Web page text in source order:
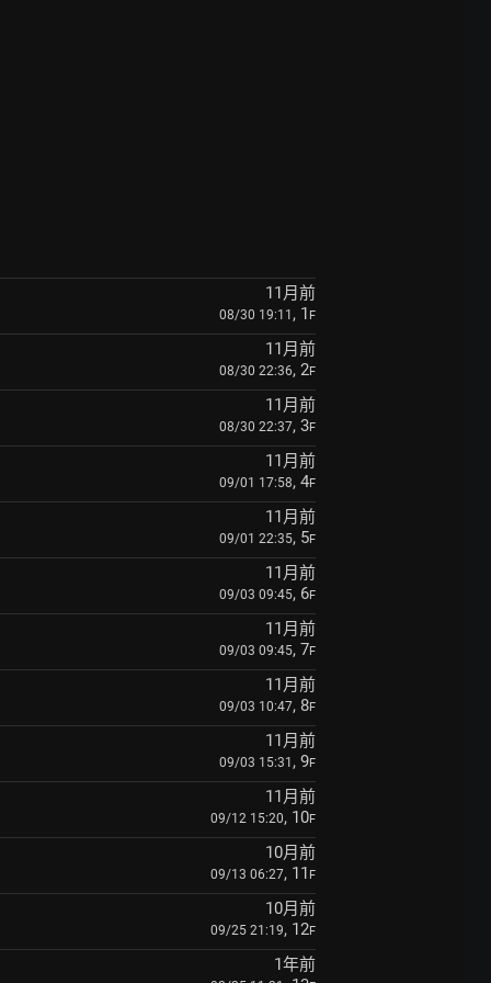
11月前
08/30 19:11 , 1 F
11月前
08/30 22:36, 2F
11月前
08/30 22:37, 3F
11月前
09/01 17:58, 4F
11月前
09/01 22:35, 5F
11月前
09/03 09:45, 6F
11月前
09/03 09:45, 7F
11月前
09/03 10:47, 8F
11月前
09/03 15:31 , 9F
11月前
09/12 15:20, 10F
10月前
09/13 06:27, 11 F
10月前
09/25 21:19, 12F
1年前